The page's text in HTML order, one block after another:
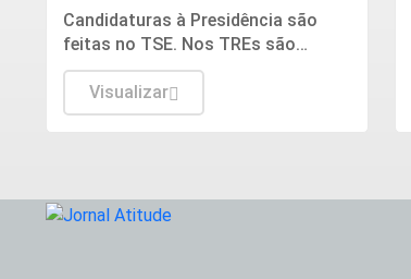
tribunais
Candidaturas à Presidência são
feitas no TSE. Nos TREs são
registrados candidatos ao governo
estadual, Senado, Câmara dos
Deputados e assembleias estaduais
Visualizar